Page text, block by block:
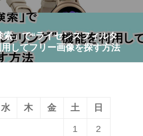
」で“ライセンスフィルタ
してフリー画像を探す方法
水 木 金 土 日
1 2